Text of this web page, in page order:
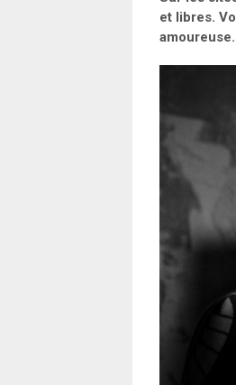
et libres.